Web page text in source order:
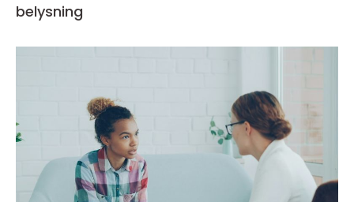
belysning